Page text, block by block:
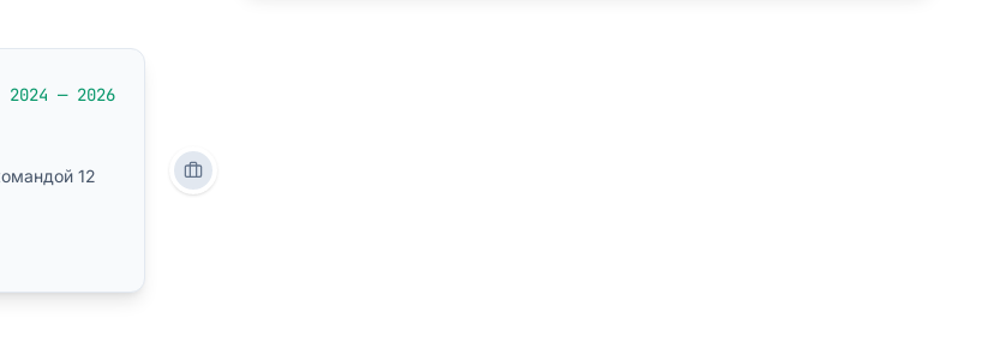
2024 — 2026
12